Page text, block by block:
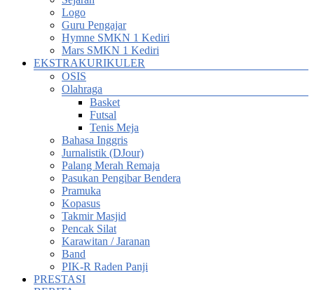
Logo
Guru Pengajar
Hymne SMKN 1 Kediri
Mars SMKN 1 Kediri
EKSTRAKURIKULER
OSIS
Olahraga
Basket
Futsal
Tenis Meja
Bahasa Inggris
Jurnalistik (DJour)
Palang Merah Remaja
Pasukan Pengibar Bendera
Pramuka
Kopasus
Takmir Masjid
Pencak Silat
Karawitan / Jaranan
Band
PIK-R Raden Panji
PRESTASI